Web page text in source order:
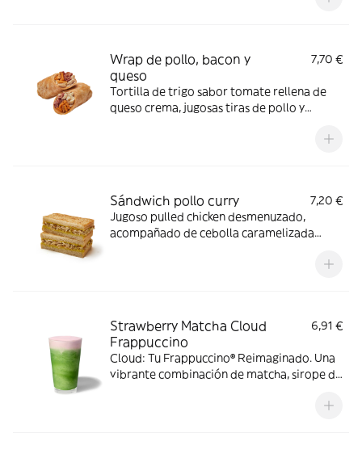
Wrap de pollo, bacon y
queso
7,70 €
Tortilla de trigo sabor tomate rellena de
queso crema, jugosas tiras de pollo y
fundido y un toque intenso de mojo rojo.
Sándwich pollo curry
7,20 €
Jugoso pulled chicken desmenuzado,
acompañado de cebolla caramelizada
Strawberry Matcha Cloud
Frappuccino
6,91 €
Cloud: Tu Frappuccino® Reimaginado. Una
vibrante combinación de matcha, sirope de